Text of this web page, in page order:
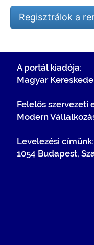
Regisztrálok a
A portál kiadója:
Magyar
Felelős szervezeti
Modern
Levelezési címünk:
1054 Budapest,